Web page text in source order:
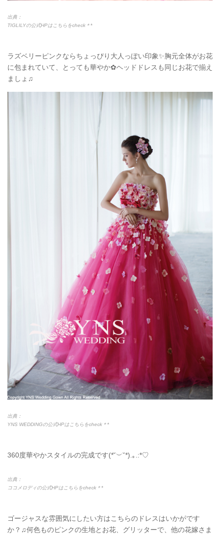
出典：
TIGLILYの公式HPはこちらをcheck＊*
ラズベリーピンクならちょっぴり大人っぽい印象✨胸元全体がお花
に包まれていて、とっても華やか✿ヘッドドレスも同じお花で揃え
ましょ♫
出典：
YNS WEDDINGの公式HPはこちらをcheck＊*
360度華やかスタイルの完成です(*˘︶˘*).｡.:*♡
出典：
ココメロディの公式HPはこちらをcheck＊*
ゴージャスな雰囲気にしたい方はこちらのドレスはいかがです
か？♫何色ものピンクの生地とお花、グリッターで、他の花嫁さま